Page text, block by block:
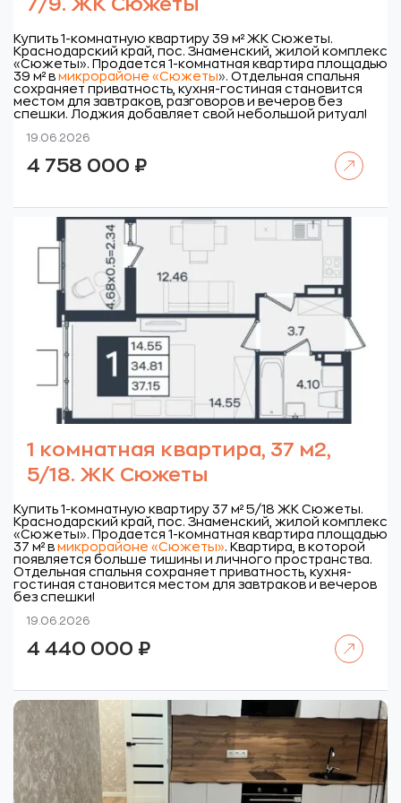
7/9. ЖК Сюжеты
Купить 1-комнатную квартиру 39 м² ЖК Сюжеты.
Краснодарский край, пос. Знаменский, жилой комплекс
«Сюжеты». Продается 1-комнатная квартира площадью
39 м² в микрорайоне «Сюжеты». Отдельная спальня
сохраняет приватность, кухня-гостиная становится
местом для завтраков, разговоров и вечеров без
спешки. Лоджия добавляет свой небольшой ритуал!
19.06.2026
4 758 000 ₽
1 комнатная квартира, 37 м2,
5/18. ЖК Сюжеты
Купить 1-комнатную квартиру 37 м² 5/18 ЖК Сюжеты.
Краснодарский край, пос. Знаменский, жилой комплекс
«Сюжеты». Продается 1-комнатная квартира площадью
37 м² в микрорайоне «Сюжеты». Квартира, в которой
появляется больше тишины и личного пространства.
Отдельная спальня сохраняет приватность, кухня-
гостиная становится местом для завтраков и вечеров
без спешки!
19.06.2026
4 440 000 ₽